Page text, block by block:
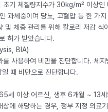
초기 체질량지수가 30kg/m² 이상인
체중이며 당뇨, 고혈압 등 한 가지
및 체중 관리를 위해 칼로리 저감 식
허가 받았습니다.
BIA)
사용하여 비만을 진단합니다. 체지
때 비만으로 진단합니다.
세 이상 어르신, 생후 6개월 ~ 13
에 해당하는 경우, 정부 지정 의료